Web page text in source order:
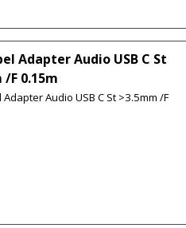
Adapter Audio USB C St
/F 0.15m
Adapter Audio USB C St >3.5mm /F